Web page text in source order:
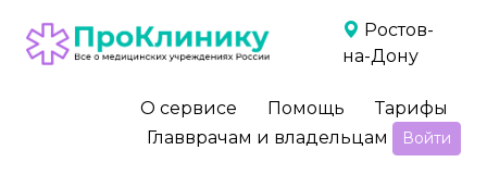
Ростов-
на-Дону
О сервисе Помощь
Тарифы
Главврачам и владельцам
Войти